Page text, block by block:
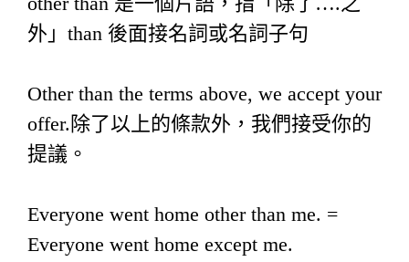
外」than 後面接名詞或名詞子句
Other than the terms above, we accept your
offer.除了以上的條款外，我們接受你的
提議。
Everyone went home other than me. =
Everyone went home except me.